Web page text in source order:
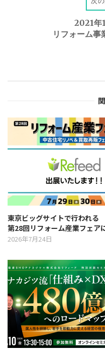
v
i
a
t
i
o
n
2021年
リフォーム事
東京ビッグサイトで行われる
第28回リフォーム産業フェア
2026年7月24日